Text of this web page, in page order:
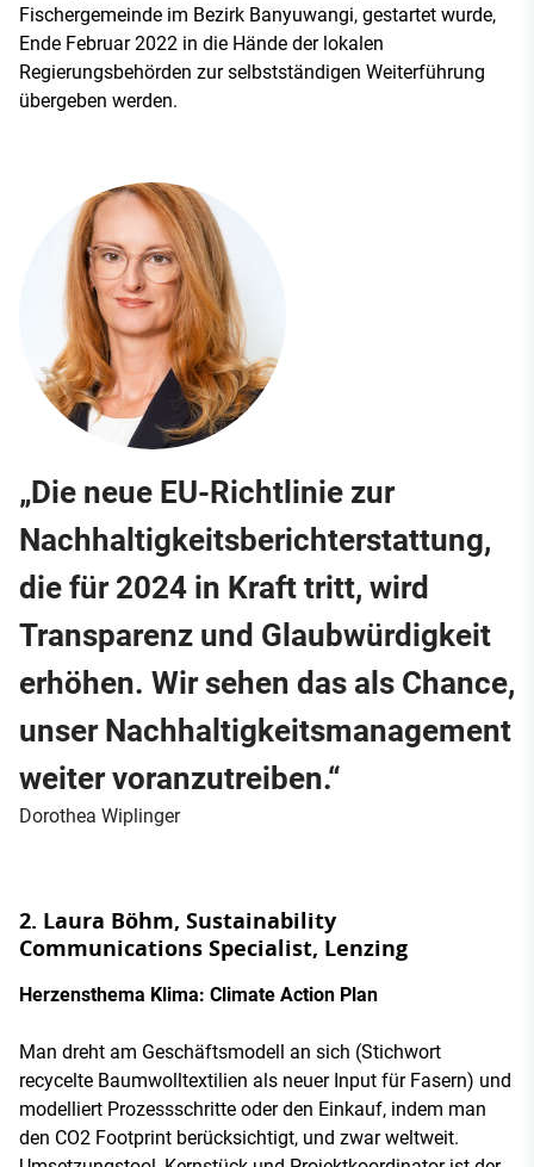
Fischergemeinde im Bezirk Banyuwangi, gestartet wurde,
Ende Februar 2022 in die Hände der lokalen
Regierungsbehörden zur selbstständigen Weiterführung
übergeben werden.
„Die neue EU-Richtlinie zur
Nachhaltigkeitsberichterstattung,
die für 2024 in Kraft tritt, wird
Transparenz und Glaubwürdigkeit
erhöhen. Wir sehen das als Chance,
unser Nachhaltigkeitsmanagement
weiter voranzutreiben.“
Dorothea Wiplinger
2. Laura Böhm, Sustainability
Communications Specialist, Lenzing
Herzensthema Klima: Climate Action Plan
Man dreht am Geschäftsmodell an sich (Stichwort
recycelte Baumwolltextilien als neuer Input für Fasern) und
modelliert Prozessschritte oder den Einkauf, indem man
den CO2 Footprint berücksichtigt, und zwar weltweit.